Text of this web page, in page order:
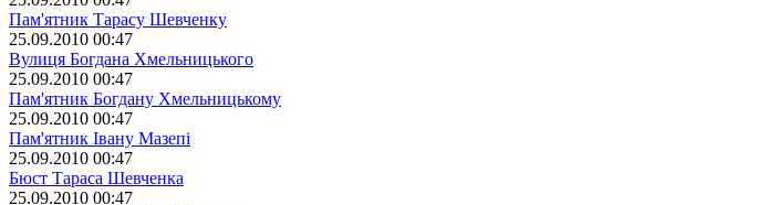
Пам'ятник Тарасу Шевченку
25.09.2010 00:47
Вулиця Богдана Хмельницького
25.09.2010 00:47
Пам'ятник Богдану Хмельницькому
25.09.2010 00:47
Пам'ятник Івану Мазепі
25.09.2010 00:47
Бюст Тараса Шевченка
25.09.2010 00:47